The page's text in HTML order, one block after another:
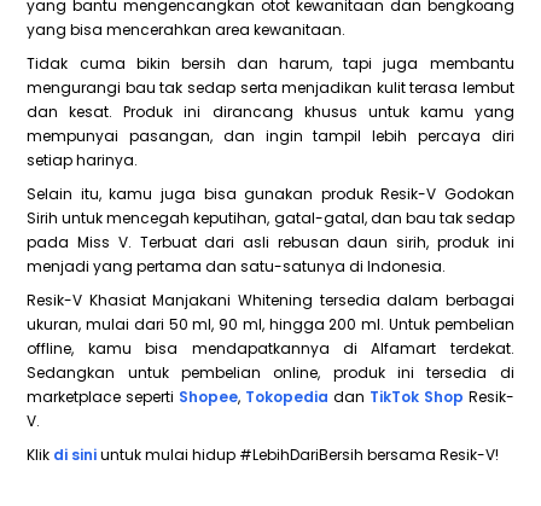
yang bantu mengencangkan otot kewanitaan dan bengkoang
yang bisa mencerahkan area kewanitaan.
Tidak cuma bikin bersih dan harum, tapi juga membantu
mengurangi bau tak sedap serta menjadikan kulit terasa lembut
dan kesat. Produk ini dirancang khusus untuk kamu yang
mempunyai pasangan, dan ingin tampil lebih percaya diri
setiap harinya.
Selain itu, kamu juga bisa gunakan produk Resik-V Godokan
Sirih untuk mencegah keputihan, gatal-gatal, dan bau tak sedap
pada Miss V. Terbuat dari asli rebusan daun sirih, produk ini
menjadi yang pertama dan satu-satunya di Indonesia.
Resik-V Khasiat Manjakani Whitening tersedia dalam berbagai
ukuran, mulai dari 50 ml, 90 ml, hingga 200 ml. Untuk pembelian
offline, kamu bisa mendapatkannya di Alfamart terdekat.
Sedangkan untuk pembelian online, produk ini tersedia di
marketplace seperti Shopee, Tokopedia dan TikTok Shop Resik-
V.
Klik di siniuntuk mulai hidup #LebihDariBersih bersama Resik-V!